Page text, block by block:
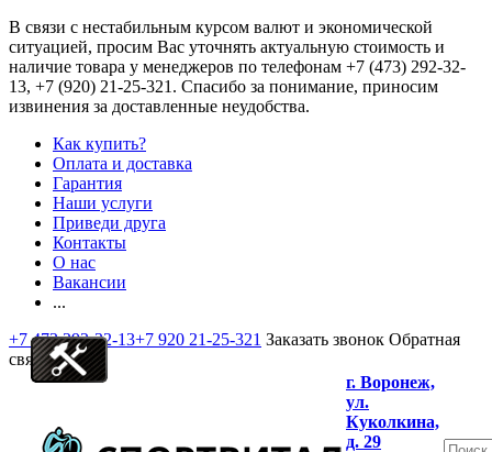
В связи с нестабильным курсом валют и экономической
ситуацией, просим Вас уточнять актуальную стоимость и
наличие товара у менеджеров по телефонам +7 (473) 292-32-
13, +7 (920) 21-25-321 . Спасибо за понимание, приносим
извинения за доставленные неудобства.
Как купить?
Оплата и доставка
Гарантия
Наши услуги
Приведи друга
Контакты
О нас
Вакансии
...
+7 473 292-32-13+7 920 21-25-321 Заказать звонок Обратная
связь
г. Воронеж,
ул.
Куколкина,
д. 29